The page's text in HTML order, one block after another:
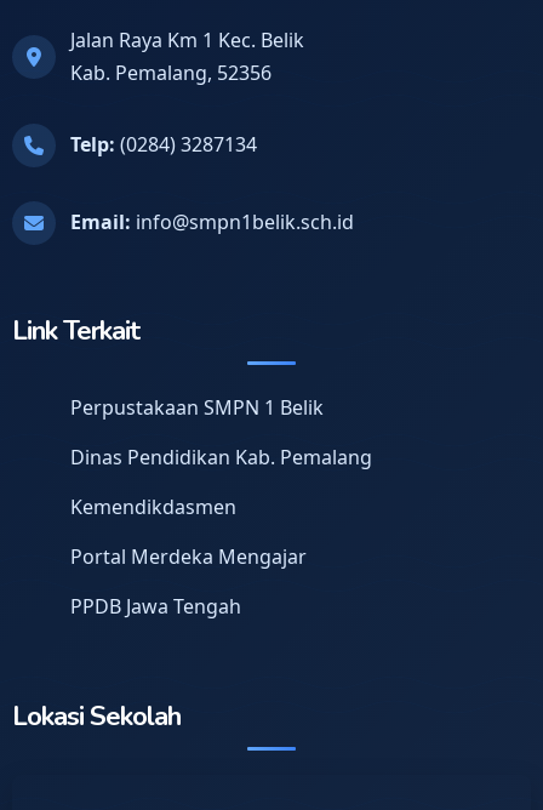
Jalan Raya Km 1 Kec. Belik
Kab. Pemalang, 52356
Telp: (0284) 3287134
Email: info@smpn1belik.sch.id
Link Terkait
Perpustakaan SMPN 1 Belik
Dinas Pendidikan Kab. Pemalang
Kemendikdasmen
Portal Merdeka Mengajar
PPDB Jawa Tengah
Lokasi Sekolah